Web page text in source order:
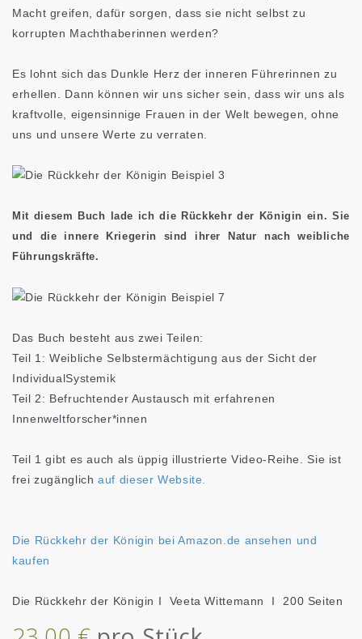
Macht greifen, dafür sorgen, dass sie nicht selbst zu
korrupten Machthaberinnen werden?
Es lohnt sich das Dunkle Herz der inneren Führerinnen zu
erhellen. Dann können wir uns sicher sein, dass wir uns als
kraftvolle, eigensinnige Frauen in der Welt bewegen, ohne
uns und unsere Werte zu verraten.
Mit diesem Buch lade ich die Rückkehr der Königin ein. Sie
und die innere Kriegerin sind ihrer Natur nach weibliche
Führungskräfte.
Das Buch besteht aus zwei Teilen:
Teil 1: Weibliche Selbstermächtigung aus der Sicht der
IndividualSystemik
Teil 2: Befruchtender Austausch mit erfahrenen
Innenweltforscher*innen
Teil 1 gibt es auch als üppig illustrierte Video-Reihe. Sie ist
frei zugänglichauf dieser Website.
Die Rückkehr der Königin bei Amazon.de ansehen und
kaufen
Die Rückkehr der Königin I Veeta Wittemann I 200 Seiten